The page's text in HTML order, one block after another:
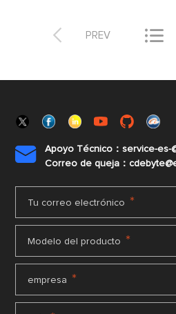
 PREV 

Apoyo Técnico：service-es-
Correo de queja：
Tu correo electrónico *
Modelo del producto *
empresa *